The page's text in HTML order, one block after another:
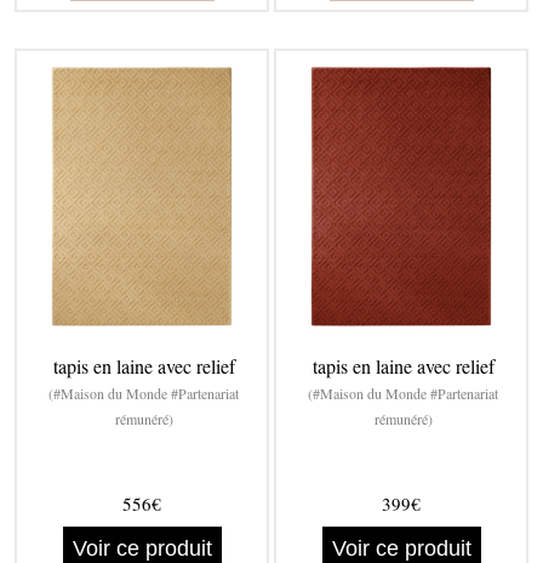
tapis en laine avec relief
(#Maison du Monde #Partenariat
rémunéré)
556€
Voir ce produit
tapis en laine avec relief
(#Maison du Monde #Partenariat
rémunéré)
399€
Voir ce produit